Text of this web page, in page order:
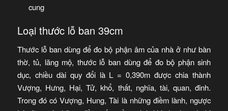
cung
Loại thước lỗ ban 39cm
Thước lỗ ban dùng để đo bộ phận âm của nhà ở như bàn
thờ, tủ, lăng mộ, thước lỗ ban dùng để đo bộ phận sinh
dục, chiều dài quy đổi là L = 0,390m được chia thành
Vượng, Hưng, Hại, Tử, khổ, thất, nghĩa, tài, quan, đinh.
Trong đó có Vượng, Hung, Tài là những điềm lành, ngược